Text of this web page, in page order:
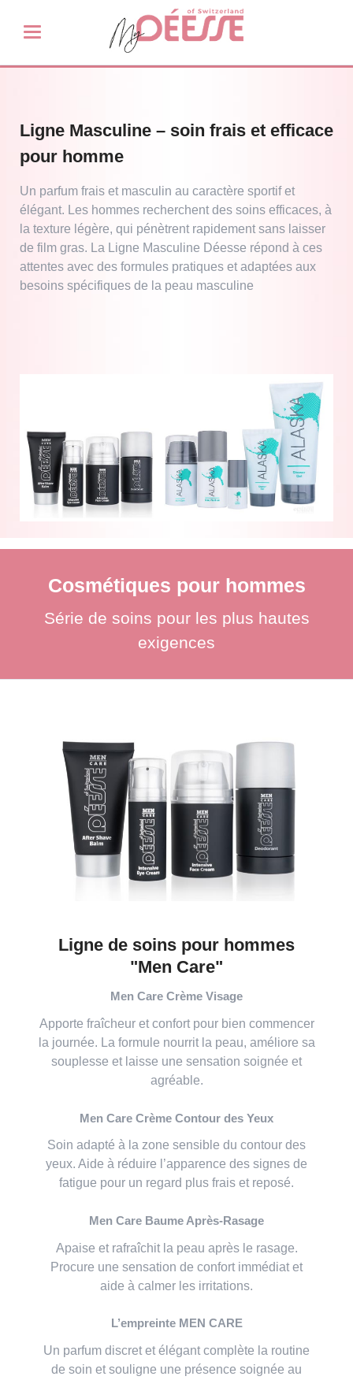
Ligne Masculine – soin frais et efficace
pour homme
Un parfum frais et masculin au caractère sportif et
élégant. Les hommes recherchent des soins efficaces, à
la texture légère, qui pénètrent rapidement sans laisser
de film gras. La Ligne Masculine Déesse répond à ces
attentes avec des formules pratiques et adaptées aux
besoins spécifiques de la peau masculine
Cosmétiques pour hommes
Série de soins pour les plus hautes
exigences
Ligne de soins pour hommes
"Men Care"
Men Care Crème Visage
Apporte fraîcheur et confort pour bien commencer
la journée. La formule nourrit la peau, améliore sa
souplesse et laisse une sensation soignée et
agréable.
Men Care Crème Contour des Yeux
Soin adapté à la zone sensible du contour des
yeux. Aide à réduire l’apparence des signes de
fatigue pour un regard plus frais et reposé.
Men Care Baume Après-Rasage
Apaise et rafraîchit la peau après le rasage.
Procure une sensation de confort immédiat et
aide à calmer les irritations.
L’empreinte MEN CARE
Un parfum discret et élégant complète la routine
de soin et souligne une présence soignée au